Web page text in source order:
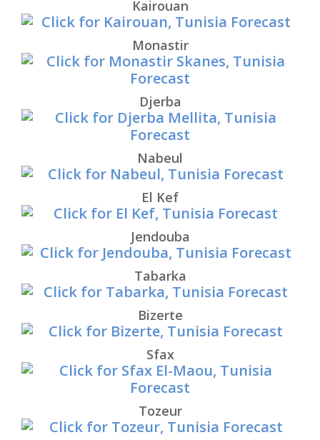
Kairouan
Monastir
Djerba
Nabeul
El Kef
Jendouba
Tabarka
Bizerte
Sfax
Tozeur